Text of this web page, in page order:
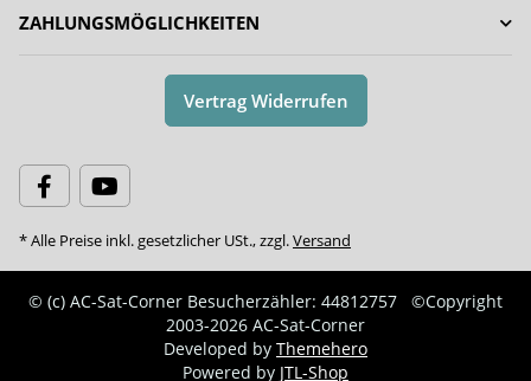
ZAHLUNGSMÖGLICHKEITEN
Vertrag Widerrufen
* Alle Preise inkl. gesetzlicher USt., zzgl.Versand
© (c) AC-Sat-Corner Besucherzähler: 44812757
©Copyright
2003-2026 AC-Sat-Corner
Developed by Themehero
Powered by JTL-Shop